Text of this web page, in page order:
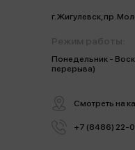
г. Жигулевск, пр.
Понедельник -
перерыва)
Смотреть на
+7 (8486) 22-